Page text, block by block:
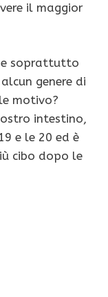
il maggior
e soprattutto
genere di
motivo?
intestino,
e le 20 ed è
cibo dopo le